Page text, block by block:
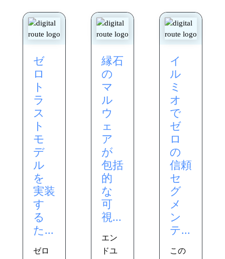
ゼ
ロ
ト
ラ
ス
ト
モ
デ
ル
を
実装
す
る
た...
ゼロ
縁石
の
マ
ル
ウ
ェ
ア
が
包括
的
な
可
視...
エン
ドユ
イ
ル
ミ
オ
で
ゼ
ロ
の
信頼
セ
グ
メ
ン
テ...
この